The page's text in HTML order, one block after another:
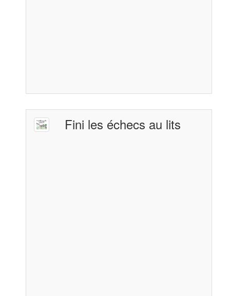
Fini les échecs au lits